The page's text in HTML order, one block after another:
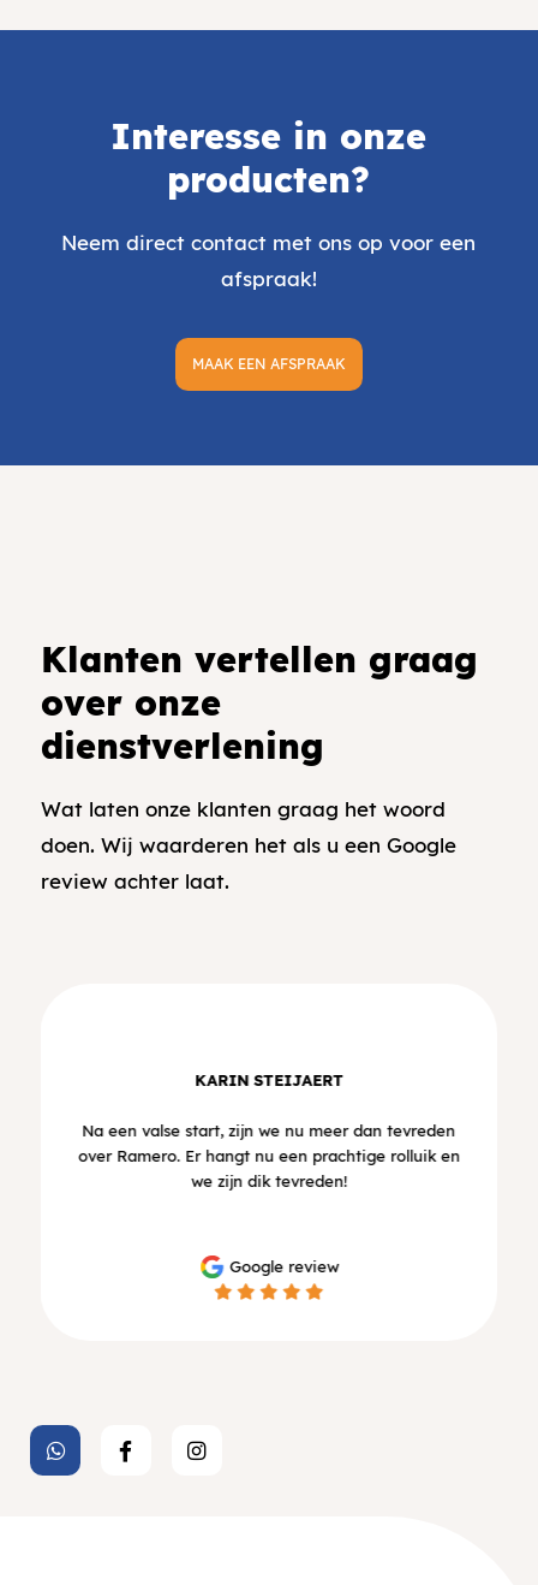
Interesse in onze
producten?
Neem direct contact met ons op voor een
afspraak!
MAAK EEN AFSPRAAK
Klanten vertellen graag
over onze
dienstverlening
Wat laten onze klanten graag het woord
doen. Wij waarderen het als u een Google
review achter laat.
KARIN STEIJAERT
Na een valse start, zijn we nu meer dan tevreden
over Ramero. Er hangt nu een prachtige rolluik en
we zijn dik tevreden!
Google review